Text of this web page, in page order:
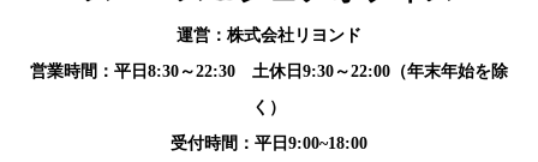
運営：株式会社リヨンド
営業時間：平日8:30～22:30 土休日9:30～22:00（年末年始を除
く）
受付時間：平日9:00~18:00